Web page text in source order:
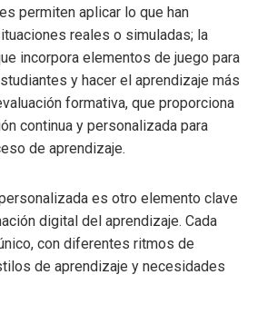
permiten aplicar lo que han
reales o simuladas; la
incorpora elementos de juego para
y hacer el aprendizaje más
formativa, que proporciona
continua y personalizada para
de aprendizaje.
es otro elemento clave
digital del aprendizaje. Cada
con diferentes ritmos de
de aprendizaje y necesidades